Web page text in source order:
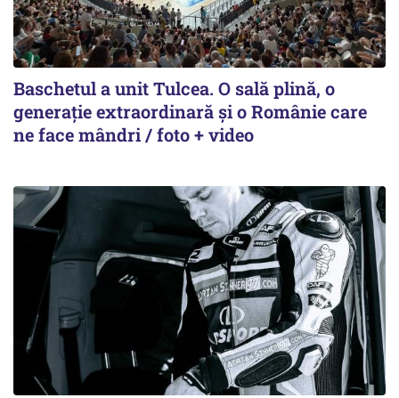
Baschetul a unit Tulcea. O sală plină, o
generație extraordinară și o Românie care
ne face mândri / foto + video